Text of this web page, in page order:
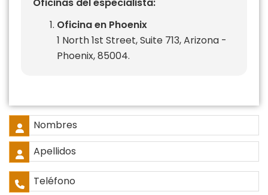
Oficina en Phoenix
1 North 1st Street, Suite 713, Arizona -
Phoenix, 85004.
Nombre
Completo *
Nombres
Apellidos
Teléfono *